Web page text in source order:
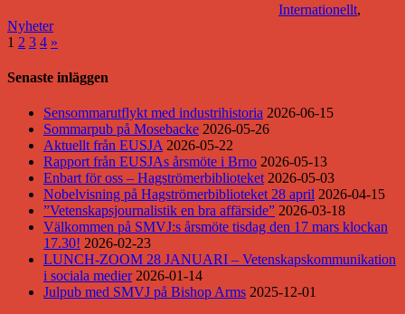
Internationellt,
Nyheter
Sidnumrering
för
1 2 3 4 Nästa
»
Senaste inläggen
Sensommarutflykt med industrihistoria 2026-06-15
Sommarpub på Mosebacke 2026-05-26
Aktuellt från EUSJA 2026-05-22
Rapport från EUSJAs årsmöte i Brno 2026-05-13
Enbart för oss – Hagströmerbiblioteket 2026-05-03
Nobelvisning på Hagströmerbiblioteket 28 april 2026-04-15
”Vetenskapsjournalistik en bra affärside” 2026-03-18
Välkommen på SMVJ:s årsmöte tisdag den 17 mars klockan
17.30! 2026-02-23
LUNCH-ZOOM 28 JANUARI – Vetenskapskommunikation
i sociala medier 2026-01-14
Julpub med SMVJ på Bishop Arms 2025-12-01